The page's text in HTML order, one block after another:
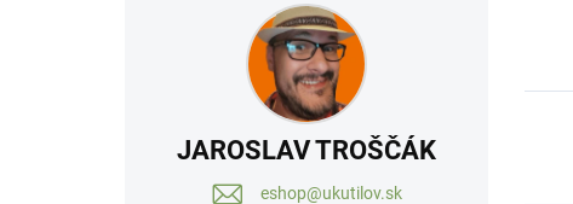
JAROSLAV TROŠČÁK
eshop@ukutilov.sk